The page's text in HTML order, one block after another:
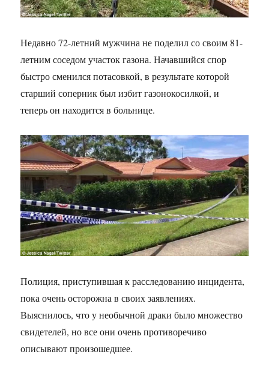
Недавно 72-летний мужчина не поделил со своим 81-
летним соседом участок газона. Начавшийся спор
быстро сменился потасовкой, в результате которой
старший соперник был избит газонокосилкой, и
теперь он находится в больнице.
Полиция, приступившая к расследованию инцидента,
пока очень осторожна в своих заявлениях.
Выяснилось, что у необычной драки было множество
свидетелей, но все они очень противоречиво
описывают произошедшее.